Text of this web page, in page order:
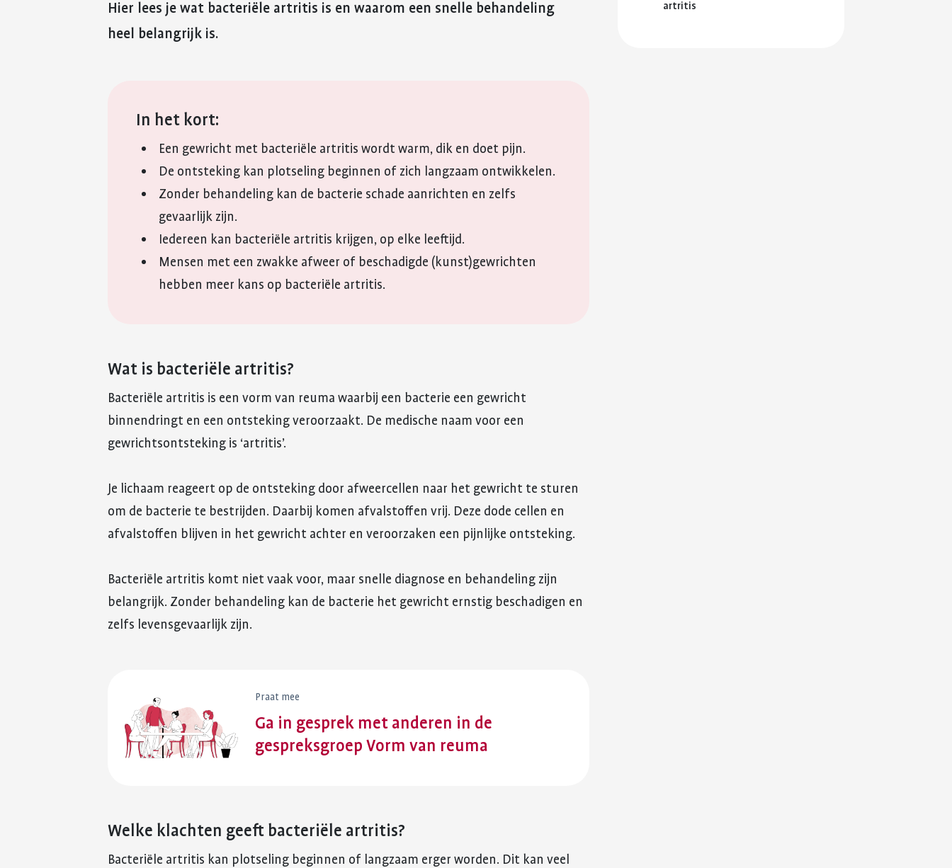
deze eerste periode om kunt
Kinderwens en zwangerschap
Hier lees je wat bacteriële artritis is en waarom een snelle behandeling
heel belangrijk is.
In het kort:
Een gewricht met bacteriële artritis wordt warm, dik en doet pijn.
De ontsteking kan plotseling beginnen of zich langzaam ontwikkelen.
Zonder behandeling kan de bacterie schade aanrichten en zelfs
gevaarlijk zijn.
Iedereen kan bacteriële artritis krijgen, op elke leeftijd.
Mensen met een zwakke afweer of beschadigde (kunst)gewrichten
hebben meer kans op bacteriële artritis.
Wat is bacteriële artritis?
Bacteriële artritis is een vorm van reuma waarbij een bacterie een gewricht
binnendringt en een ontsteking veroorzaakt. De medische naam voor een
gewrichtsontsteking is ‘artritis’.
Je lichaam reageert op de ontsteking door afweercellen naar het gewricht te sturen
om de bacterie te bestrijden. Daarbij komen afvalstoffen vrij. Deze dode cellen en
afvalstoffen blijven in het gewricht achter en veroorzaken een pijnlijke ontsteking.
Bacteriële artritis komt niet vaak voor, maar snelle diagnose en behandeling zijn
belangrijk. Zonder behandeling kan de bacterie het gewricht ernstig beschadigen en
zelfs levensgevaarlijk zijn.
Praat mee
Ga in gesprek met anderen in de
gespreksgroep Vorm van reuma
Welke klachten geeft bacteriële artritis?
Bacteriële artritis kan plotseling beginnen of langzaam erger worden. Dit kan veel
artritis